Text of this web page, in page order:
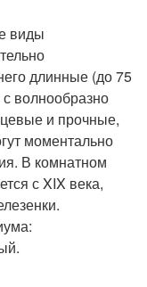
виды
длинные (до 75
волнообразно
и прочные,
моментально
В комнатном
с XIX века,